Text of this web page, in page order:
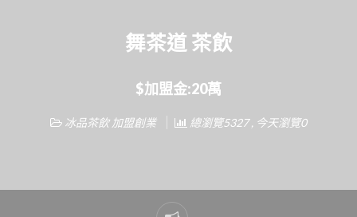
舞茶道 茶飲
$加盟金:20萬
冰品茶飲 加盟創業 總瀏覽5327 , 今天瀏覽0